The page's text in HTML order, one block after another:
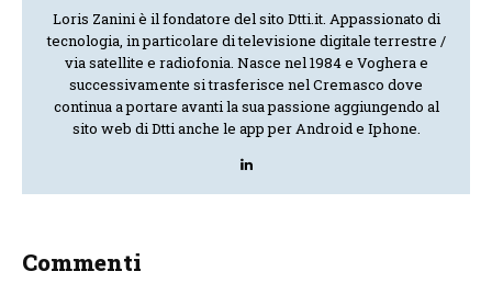
Loris Zanini è il fondatore del sito Dtti.it. Appassionato di
tecnologia, in particolare di televisione digitale terrestre /
via satellite e radiofonia. Nasce nel 1984 e Voghera e
successivamente si trasferisce nel Cremasco dove
continua a portare avanti la sua passione aggiungendo al
sito web di Dtti anche le app per Android e Iphone.
Commenti